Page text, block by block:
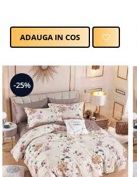
ADAUGA IN COS
-25%